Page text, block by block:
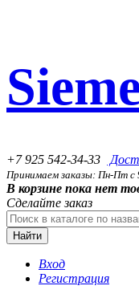
+7 925 542-34-33
Принимаем заказы: Пн-Пт с
В корзине пока нет
Сделайте заказ
Найти
Вход
Регистрация